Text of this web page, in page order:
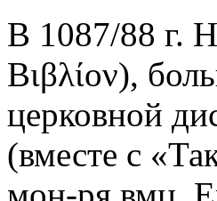
В 1087/88 г.
Βιβλίον),
церковной
(вместе с